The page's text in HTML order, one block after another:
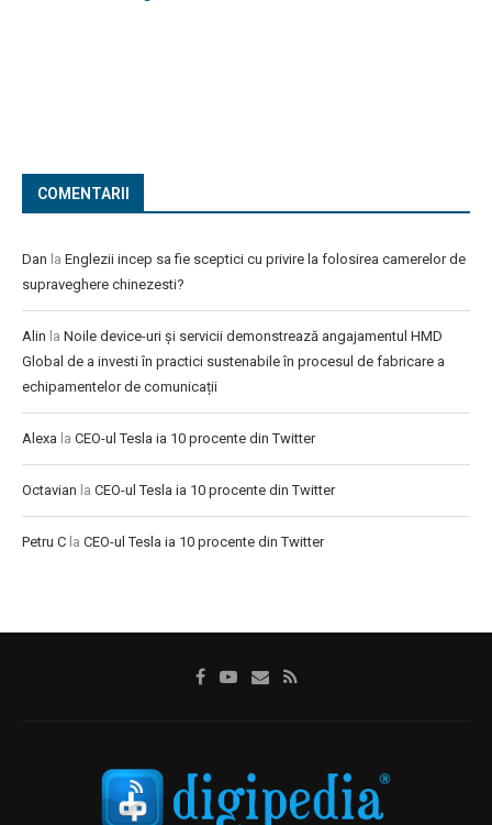
COMENTARII
Dan la Englezii incep sa fie sceptici cu privire la folosirea camerelor de
supraveghere chinezesti?
Alin la Noile device-uri și servicii demonstrează angajamentul HMD
Global de a investi în practici sustenabile în procesul de fabricare a
echipamentelor de comunicații
Alexa la CEO-ul Tesla ia 10 procente din Twitter
Octavian la CEO-ul Tesla ia 10 procente din Twitter
Petru C la CEO-ul Tesla ia 10 procente din Twitter